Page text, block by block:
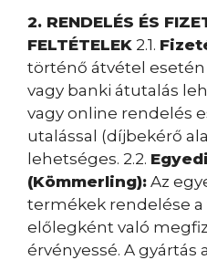
2. RENDELÉS ÉS
FELTÉTELEK 2.1.
történő átvétel esetén
vagy banki átutalás
vagy online rendelés
utalással (díjbekérő
lehetséges. 2.2.
(Kömmerling): Az
termékek rendelése a
előlegként való
érvényessé. A gyártás